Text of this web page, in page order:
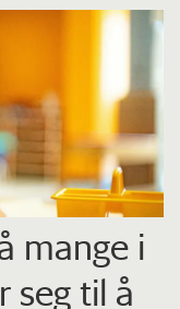
mange i
seg til å